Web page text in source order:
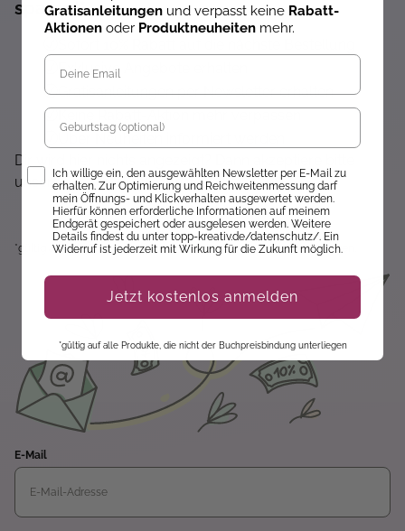
sparen!*
Exklusive Angebote erhalten
Gratisanleitungen per Newsletter erhalten
Über Neuheiten informiert werden
Dir wird hier nichts angezeigt? Dann akzeptiere bitte
unsere Cookie-Richtlinien :)
*gültig auf alle Produkte, die nicht der Buchpreisbindung unterliegen.
E-Mail
Gratisanleitungen und verpasst keine Rabatt-
Aktionen oder Produktneuheiten mehr.
Geburtstag
Opt-InIch willige ein, den ausgewählten Newsletter per E-Mail zu
erhalten. Zur Optimierung und Reichweitenmessung darf
mein Öffnungs- und Klickverhalten ausgewertet werden.
Hierfür können erforderliche Informationen auf meinem
Endgerät gespeichert oder ausgelesen werden. Weitere
Details findest du unter topp-kreativ.de/datenschutz/. Ein
Widerruf ist jederzeit mit Wirkung für die Zukunft möglich.
Jetzt kostenlos anmelden
*gültig auf alle Produkte, die nicht der Buchpreisbindung unterliegen